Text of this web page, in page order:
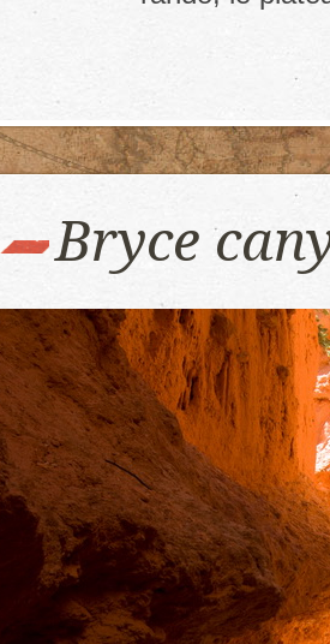
Bryce